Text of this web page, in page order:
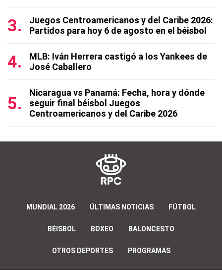
Juegos Centroamericanos y del Caribe 2026:
Partidos para hoy 6 de agosto en el béisbol
MLB: Iván Herrera castigó a los Yankees de
José Caballero
Nicaragua vs Panamá: Fecha, hora y dónde
seguir final béisbol Juegos
Centroamericanos y del Caribe 2026
MUNDIAL 2026 ÚLTIMAS NOTICIAS FÚTBOL
BÉISBOL BOXEO BALONCESTO
OTROS DEPORTES PROGRAMAS